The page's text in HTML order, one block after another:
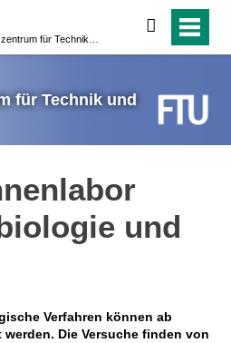
suchen
für Technik und
und
Verfahren können ab
Die Versuche finden von